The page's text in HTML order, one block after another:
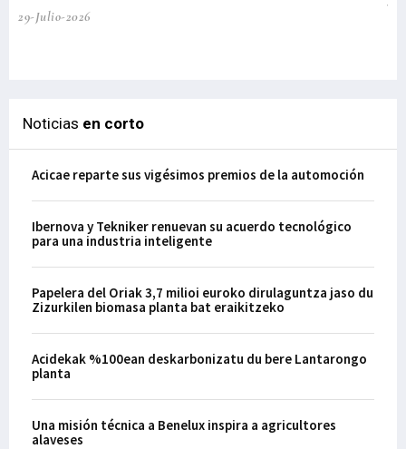
29-Julio-2026
Noticias en corto
Acicae reparte sus vigésimos premios de la automoción
Ibernova y Tekniker renuevan su acuerdo tecnológico
para una industria inteligente
Papelera del Oriak 3,7 milioi euroko dirulaguntza jaso du
Zizurkilen biomasa planta bat eraikitzeko
Acidekak %100ean deskarbonizatu du bere Lantarongo
planta
Una misión técnica a Benelux inspira a agricultores
alaveses